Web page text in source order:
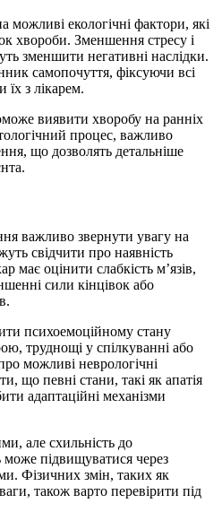
можливі екологічні фактори, які
хвороби. Зменшення стресу і
зменшити негативні наслідки.
самопочуття, фіксуючи всі
з лікарем.
виявити хворобу на ранніх
процес, важливо
що дозволять детальніше
важливо звернути увагу на
свідчити про наявність
має оцінити слабкість м’язів,
сили кінцівок або
психоемоційному стану
труднощі у спілкуванні або
можливі неврологічні
що певні стани, такі як апатія
адаптаційні механізми
але схильність до
підвищуватися через
Фізичних змін, таких як
також варто перевірити під